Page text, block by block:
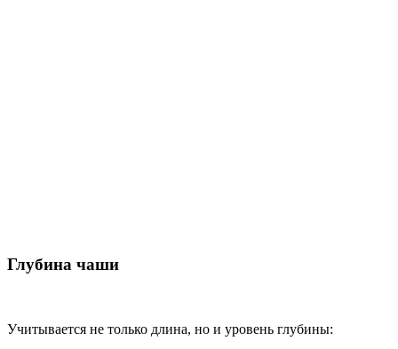
Глубина чаши
Учитывается не только длина, но и уровень глубины: